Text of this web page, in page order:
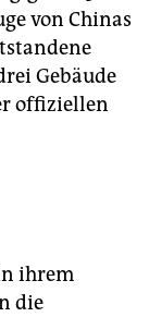
von Chinas
Gebäude
offiziellen
ihrem
die